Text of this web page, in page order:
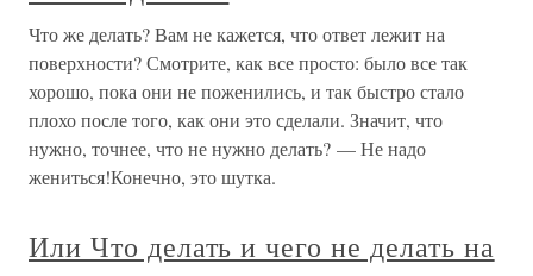
Что же делать? Вам не кажется, что ответ лежит на
поверхности? Смотрите, как все просто: было все так
хорошо, пока они не поженились, и так быстро стало
плохо после того, как они это сделали. Значит, что
нужно, точнее, что не нужно делать? — Не надо
жениться!Конечно, это шутка.
Или Что делать и чего не делать на